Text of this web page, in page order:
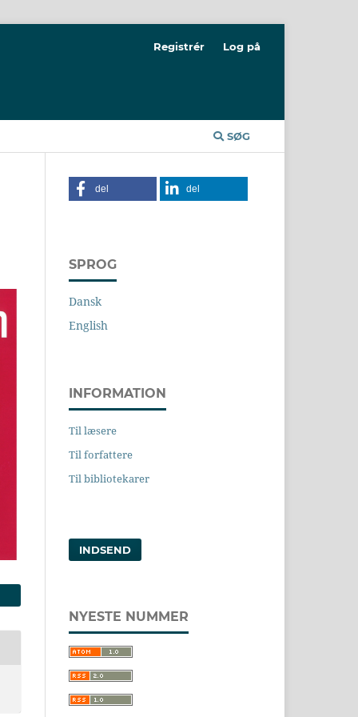
SØG
Registrér Log på
del del
SPROG
Dansk
English
INFORMATION
Til læsere
Til forfattere
Til bibliotekarer
INDSEND
NYESTE NUMMER